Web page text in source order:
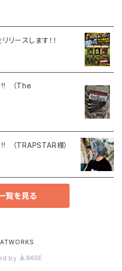
ースします！！
（The
TRAPSTAR様）
覧を見る
by